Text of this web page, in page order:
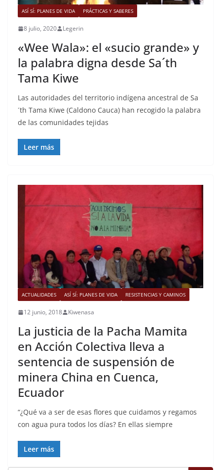
ASÍ SÍ: PLANES DE VIDA PRÁCTICAS Y SABERES
8 julio, 2020 Legerin
«Wee Wala»: el «sucio grande» y
la palabra digna desde Sa´th
Tama Kiwe
Las autoridades del territorio indígena ancestral de Sa
´th Tama Kiwe (Caldono Cauca) han recogido la palabra
de las comunidades tejidas
Leer más
ACTUALIDADES ASÍ SÍ: PLANES DE VIDA RESISTENCIAS Y CAMINOS
12 junio, 2018 Kiwenasa
La justicia de la Pacha Mamita
en Acción Colectiva lleva a
sentencia de suspensión de
minera China en Cuenca,
Ecuador
“¿Qué va a ser de esas flores que cuidamos y regamos
con agua pura todos los días? En ellas siempre
Leer más